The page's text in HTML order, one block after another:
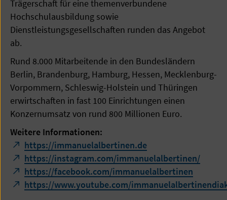
Trägerschaft für eine themenverbundene
Hochschulausbildung sowie
Dienstleistungsgesellschaften runden das Angebot
ab.
Rund 8.000 Mitarbeitende in den Bundesländern
Berlin, Brandenburg, Hamburg, Hessen, Mecklenburg-
Vorpommern, Schleswig-Holstein und Thüringen
erwirtschaften in fast 100 Einrichtungen einen
Konzernumsatz von rund 800 Millionen Euro.
Weitere Informationen:
https://immanuelalbertinen.de
https://instagram.com/immanuelalbertinen/
https://facebook.com/immanuelalbertinen
https://www.youtube.com/